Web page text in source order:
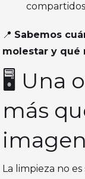
compartidos
📍 Sabemos
molestar y qué
🖥️ Una
más
La limpieza no